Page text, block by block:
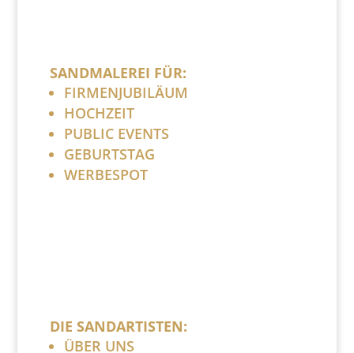
SANDMALEREI FÜR:
FIRMENJUBILÄUM
HOCHZEIT
PUBLIC EVENTS
GEBURTSTAG
WERBESPOT
DIE SANDARTISTEN:
ÜBER UNS